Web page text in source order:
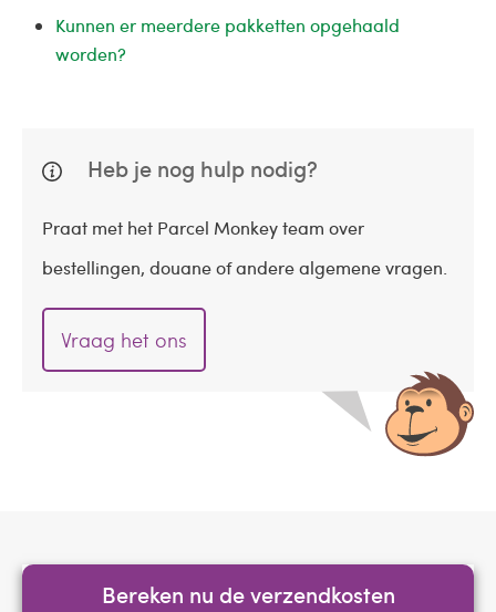
Kunnen er meerdere pakketten opgehaald
worden?
Heb je nog hulp nodig?
Praat met het Parcel Monkey team over
bestellingen, douane of andere algemene vragen.
Vraag het ons
Bereken nu de verzendkosten